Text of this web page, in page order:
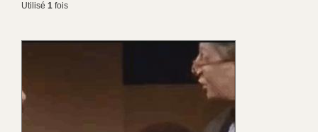
Utilisé 1 fois